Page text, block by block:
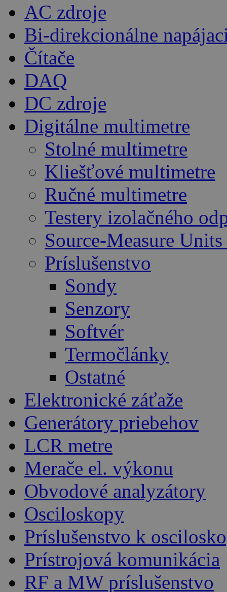
AC zdroje
Bi-direkcionálne
Čítače
DAQ
DC zdroje
Digitálne multimetre
Stolné multimetre
Kliešťové multimetre
Ručné multimetre
Testery izolačného
Source-Measure
Príslušenstvo
Sondy
Senzory
Softvér
Termočlánky
Ostatné
Elektronické záťaže
Generátory priebehov
LCR metre
Merače el. výkonu
Obvodové analyzátory
Osciloskopy
Príslušenstvo k
Prístrojová komunikácia
RF a MW príslušenstvo